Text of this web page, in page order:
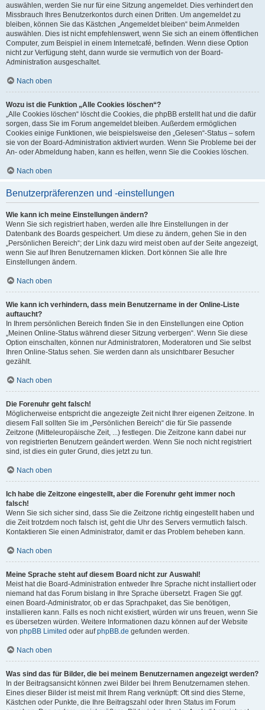
auswählen, werden Sie nur für eine Sitzung angemeldet. Dies verhindert den
Missbrauch Ihres Benutzerkontos durch einen Dritten. Um angemeldet zu
bleiben, können Sie das Kästchen „Angemeldet bleiben“ beim Anmelden
auswählen. Dies ist nicht empfehlenswert, wenn Sie sich an einem öffentlichen
Computer, zum Beispiel in einem Internetcafé, befinden. Wenn diese Option
nicht zur Verfügung steht, dann wurde sie vermutlich von der Board-
Administration ausgeschaltet.
Nach oben
Wozu ist die Funktion „Alle Cookies löschen“?
„Alle Cookies löschen“ löscht die Cookies, die phpBB erstellt hat und die dafür
sorgen, dass Sie im Forum angemeldet bleiben. Außerdem ermöglichen
Cookies einige Funktionen, wie beispielsweise den „Gelesen“-Status – sofern
sie von der Board-Administration aktiviert wurden. Wenn Sie Probleme bei der
An- oder Abmeldung haben, kann es helfen, wenn Sie die Cookies löschen.
Nach oben
Benutzerpräferenzen und -einstellungen
Wie kann ich meine Einstellungen ändern?
Wenn Sie sich registriert haben, werden alle Ihre Einstellungen in der
Datenbank des Boards gespeichert. Um diese zu ändern, gehen Sie in den
„Persönlichen Bereich“; der Link dazu wird meist oben auf der Seite angezeigt,
wenn Sie auf Ihren Benutzernamen klicken. Dort können Sie alle Ihre
Einstellungen ändern.
Nach oben
Wie kann ich verhindern, dass mein Benutzername in der Online-Liste
auftaucht?
In Ihrem persönlichen Bereich finden Sie in den Einstellungen eine Option
„Meinen Online-Status während dieser Sitzung verbergen“. Wenn Sie diese
Option einschalten, können nur Administratoren, Moderatoren und Sie selbst
Ihren Online-Status sehen. Sie werden dann als unsichtbarer Besucher
gezählt.
Nach oben
Die Forenuhr geht falsch!
Möglicherweise entspricht die angezeigte Zeit nicht Ihrer eigenen Zeitzone. In
diesem Fall sollten Sie im „Persönlichen Bereich“ die für Sie passende
Zeitzone (Mitteleuropäische Zeit, ...) festlegen. Die Zeitzone kann dabei nur
von registrierten Benutzern geändert werden. Wenn Sie noch nicht registriert
sind, ist dies ein guter Grund, dies jetzt zu tun.
Nach oben
Ich habe die Zeitzone eingestellt, aber die Forenuhr geht immer noch
falsch!
Wenn Sie sich sicher sind, dass Sie die Zeitzone richtig eingestellt haben und
die Zeit trotzdem noch falsch ist, geht die Uhr des Servers vermutlich falsch.
Kontaktieren Sie einen Administrator, damit er das Problem beheben kann.
Nach oben
Meine Sprache steht auf diesem Board nicht zur Auswahl!
Meist hat die Board-Administration entweder Ihre Sprache nicht installiert oder
niemand hat das Forum bislang in Ihre Sprache übersetzt. Fragen Sie ggf.
einen Board-Administrator, ob er das Sprachpaket, das Sie benötigen,
installieren kann. Falls es noch nicht existiert, würden wir uns freuen, wenn Sie
es übersetzen würden. Weitere Informationen dazu können auf der Website
von phpBB Limited oder aufphpBB.de gefunden werden.
Nach oben
Was sind das für Bilder, die bei meinem Benutzernamen angezeigt werden?
In der Beitragsansicht können zwei Bilder bei Ihrem Benutzernamen stehen.
Eines dieser Bilder ist meist mit Ihrem Rang verknüpft: Oft sind dies Sterne,
Kästchen oder Punkte, die Ihre Beitragszahl oder Ihren Status im Forum